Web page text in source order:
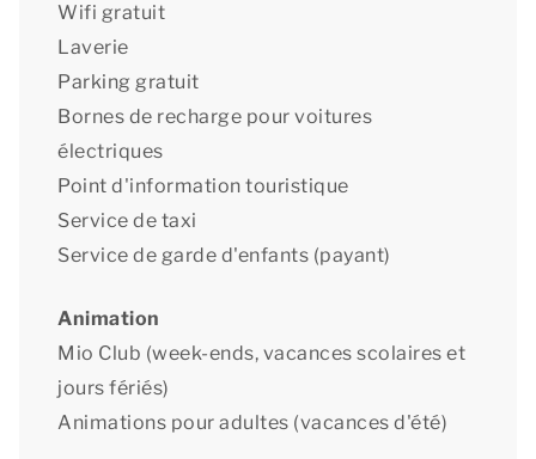
Wifi gratuit
Laverie
Parking gratuit
Bornes de recharge pour voitures
électriques
Point d'information touristique
Service de taxi
Service de garde d'enfants (payant)
Animation
Mio Club (week-ends, vacances scolaires et
jours fériés)
Animations pour adultes (vacances d'été)